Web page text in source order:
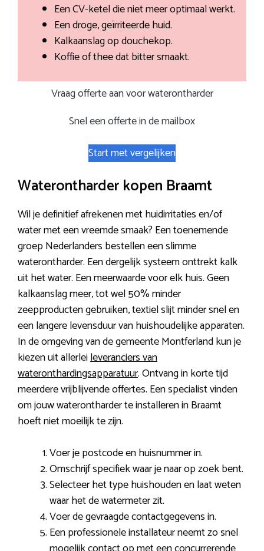
Een CV-ketel die niet meer optimaal werkt.
Een droge, geïrriteerde huid.
Kalkaanslag op douchekop.
Koffie of thee dat bitter smaakt.
Vraag offerte aan voor waterontharder
Snel een offerte in de mailbox
Start met vergelijken
Waterontharder kopen Braamt
Wil je definitief afrekenen met huidirritaties en/of
water met een vreemde smaak? Een toenemende
groep Nederlanders bestellen een slimme
waterontharder. Een dergelijk systeem onttrekt kalk
uit het water. Een meerwaarde voor elk huis. Geen
kalkaanslag meer, tot wel 50% minder
zeepproducten gebruiken, textiel slijt minder snel en
een langere levensduur van huishoudelijke apparaten.
In de omgeving van de gemeente Montferland kun je
kiezen uit allerleileveranciers van
wateronthardingsapparatuur. Ontvang in korte tijd
meerdere vrijblijvende offertes. Een specialist vinden
om jouw waterontharder te installeren in Braamt
hoeft niet moeilijk te zijn.
Voer je postcode en huisnummer in.
Omschrijf specifiek waar je naar op zoek bent.
Selecteer het type huishouden en laat weten
waar het de watermeter zit.
Voer de gevraagde contactgegevens in.
Een professionele installateur neemt zo snel